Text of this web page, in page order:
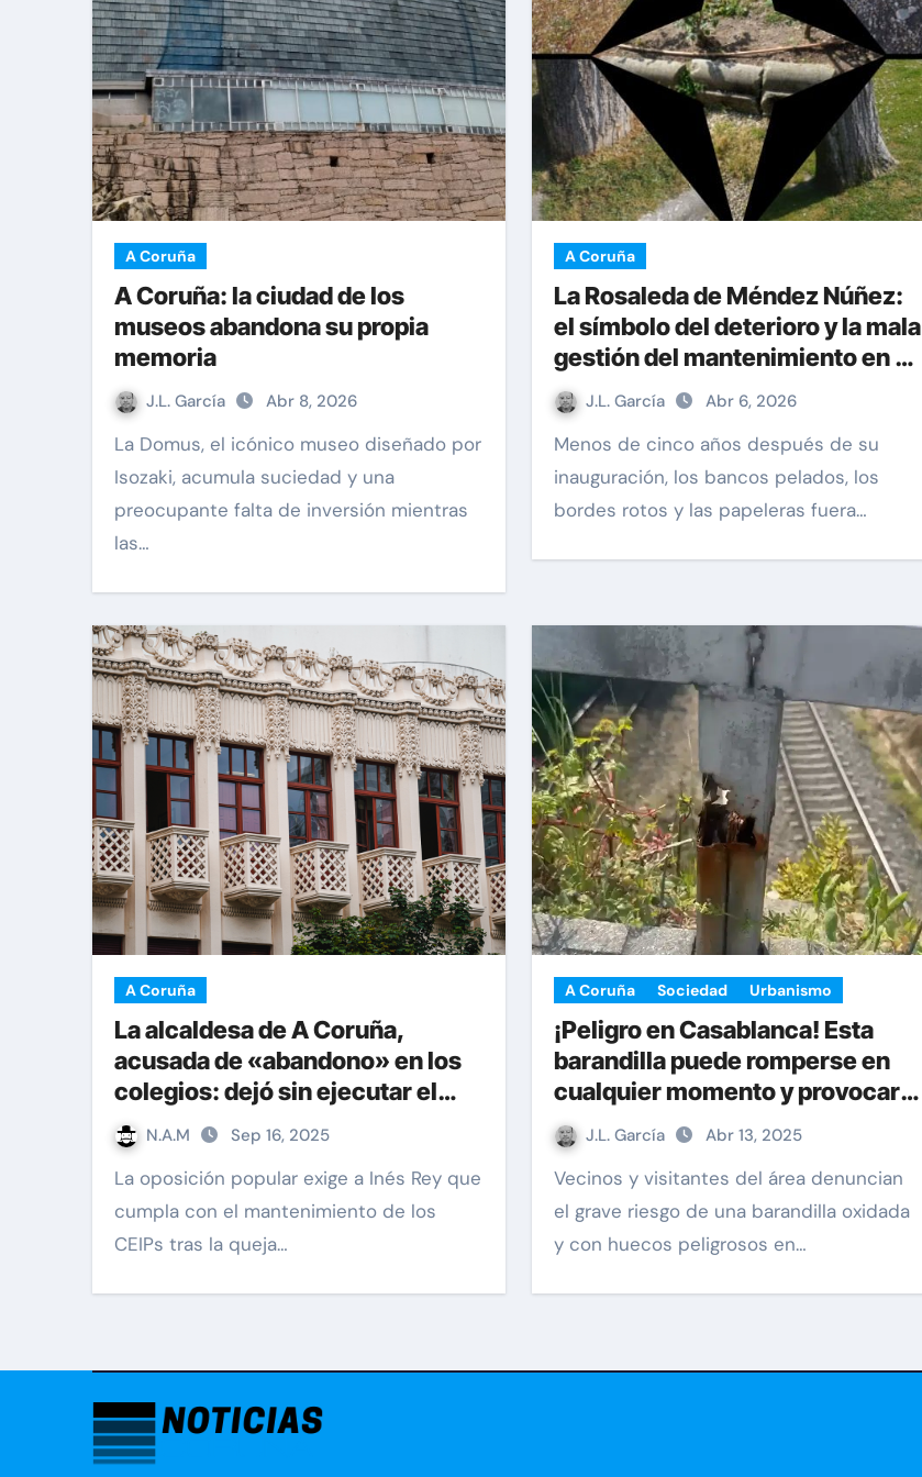
A Coruña
A Coruña: la ciudad de los
museos abandona su propia
memoria
J.L. García Abr 8, 2026
La Domus, el icónico museo diseñado por
Isozaki, acumula suciedad y una
preocupante falta de inversión mientras
las…
A Coruña
La Rosaleda de Méndez Núñez:
el símbolo del deterioro y la mala
gestión del mantenimiento en A
Coruña
J.L. García Abr 6, 2026
Menos de cinco años después de su
inauguración, los bancos pelados, los
bordes rotos y las papeleras fuera…
A Coruña
La alcaldesa de A Coruña,
acusada de «abandono» en los
colegios: dejó sin ejecutar el
60% del presupuesto de
reparaciones
N.A.M Sep 16, 2025
La oposición popular exige a Inés Rey que
cumpla con el mantenimiento de los
CEIPs tras la queja…
A Coruña Sociedad Urbanismo
¡Peligro en Casablanca! Esta
barandilla puede romperse en
cualquier momento y provocar
una tragedia
J.L. García Abr 13, 2025
Vecinos y visitantes del área denuncian
el grave riesgo de una barandilla oxidada
y con huecos peligrosos en…